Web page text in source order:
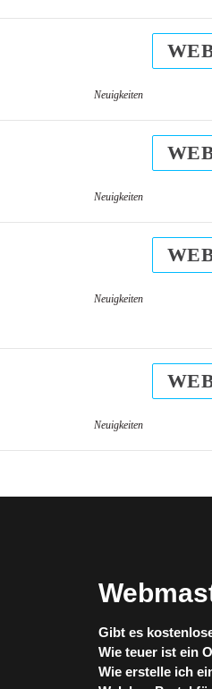
Neuigkeiten
Neuigkeiten
Neuigkeiten
Neuigkeiten
Gibt es
Wie teuer ist ein
Wie erstelle ich